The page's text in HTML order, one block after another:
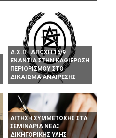
Δ.Σ.Π : ΑΠΟΧΗ 16/9
ΕΝΑΝΤΙΑ ΣΤΗΝ ΚΑΘΙΕΡΩΣΗ
ΠΕΡΙΟΡΙΣΜΟΥ ΣΤΟ
ΔΙΚΑΙΩΜΑ ΑΝΑΙΡΕΣΗΣ
ΑΙΤΗΣΗ ΣΥΜΜΕΤΟΧΗΣ ΣΤΑ
ΣΕΜΙΝΑΡΙΑ ΝΕΑΣ
ΔΙΚΗΓΟΡΙΚΗΣ ΥΛΗΣ